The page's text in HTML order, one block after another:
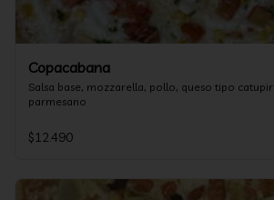
Copacabana
Salsa base, mozzarella, pollo, queso tipo
parmesano
$12.490